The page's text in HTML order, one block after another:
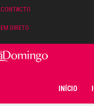
CONTACTO
EM DIRETO
INÍCIO